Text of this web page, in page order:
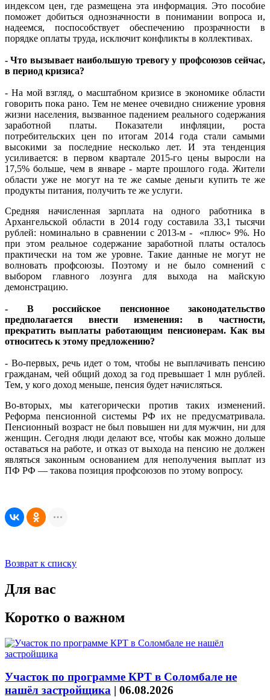
индексом цен, где размещена эта информация. Это пособие
поможет добиться однозначности в понимании вопроса и,
надеемся, поспособствует обеспечению прозрачности в
порядке оплаты труда, исключит конфликты в коллективах.
- Что вызывает наибольшую тревогу у профсоюзов сейчас,
в период кризиса?
- На мой взгляд, о масштабном кризисе в экономике области
говорить пока рано. Тем не менее очевидно снижение уровня
жизни населения, вызванное падением реального содержания
заработной платы. Показатели инфляции, роста
потребительских цен по итогам 2014 года стали самыми
высокими за последние несколько лет. И эта тенденция
усиливается: в первом квартале 2015-го цены выросли на
17,5% больше, чем в январе - марте прошлого года. Жители
области уже не могут на те же самые деньги купить те же
продукты питания, получить те же услуги.
Средняя начисленная зарплата на одного работника в
Архангельской области в 2014 году составила 33,1 тысячи
рублей: номинально в сравнении с 2013-м - «плюс» 9%. Но
при этом реальное содержание заработной платы осталось
практически на том же уровне. Такие данные не могут не
волновать профсоюзы. Поэтому и не было сомнений с
выбором главного лозунга для выхода на майскую
демонстрацию.
- В российское пенсионное законодательство
предполагается внести изменения: в частности,
прекратить выплаты работающим пенсионерам. Как вы
относитесь к этому предложению?
- Во-первых, речь идет о том, чтобы не выплачивать пенсию
гражданам, чей общий доход за год превышает 1 млн рублей.
Тем, у кого доход меньше, пенсия будет начисляться.
Во-вторых, мы категорически против таких изменений.
Реформа пенсионной системы РФ их не предусматривала.
Пенсионный возраст не был повышен ни для мужчин, ни для
женщин. Сегодня люди делают все, чтобы как можно дольше
оставаться на работе, и отказ от выхода на пенсию не должен
являться законным основанием для неполучения выплат из
ПФ РФ — такова позиция профсоюзов по этому вопросу.
Возврат к списку
Для вас
Коротко о важном
Участок по программе КРТ в Соломбале не
нашёл застройщика | 06.08.2026